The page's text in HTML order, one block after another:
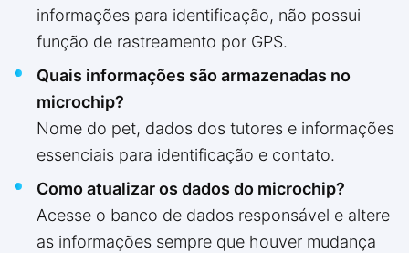
informações para identificação, não possui
função de rastreamento por GPS.
Quais informações são armazenadas no
microchip?
Nome do pet, dados dos tutores e informações
essenciais para identificação e contato.
Como atualizar os dados do microchip?
Acesse o banco de dados responsável e altere
as informações sempre que houver mudança